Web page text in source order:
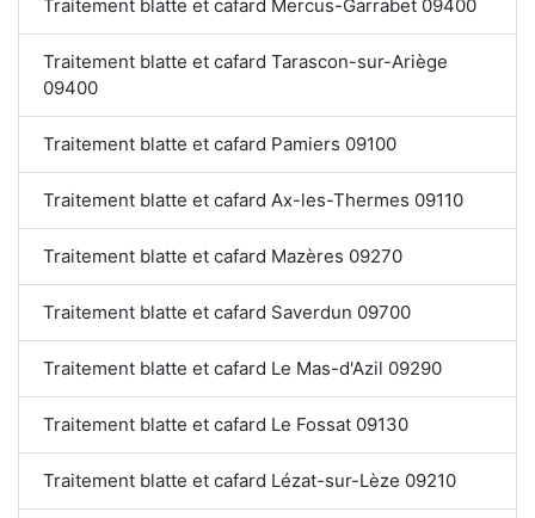
Traitement blatte et cafard Mercus-Garrabet 09400
Traitement blatte et cafard Tarascon-sur-Ariège
09400
Traitement blatte et cafard Pamiers 09100
Traitement blatte et cafard Ax-les-Thermes 09110
Traitement blatte et cafard Mazères 09270
Traitement blatte et cafard Saverdun 09700
Traitement blatte et cafard Le Mas-d'Azil 09290
Traitement blatte et cafard Le Fossat 09130
Traitement blatte et cafard Lézat-sur-Lèze 09210